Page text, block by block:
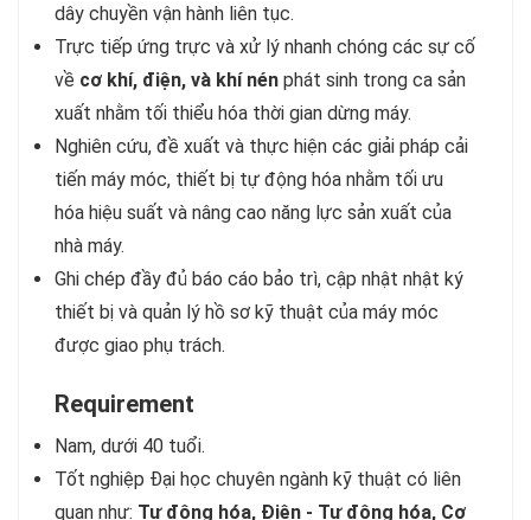
dây chuyền vận hành liên tục.
​​​​​​​Trực tiếp ứng trực và xử lý nhanh chóng các sự cố
về cơ khí, điện, và khí nén phát sinh trong ca sản
xuất nhằm tối thiểu hóa thời gian dừng máy.
Nghiên cứu, đề xuất và thực hiện các giải pháp cải
tiến máy móc, thiết bị tự động hóa nhằm tối ưu
hóa hiệu suất và nâng cao năng lực sản xuất của
nhà máy.
Ghi chép đầy đủ báo cáo bảo trì, cập nhật nhật ký
thiết bị và quản lý hồ sơ kỹ thuật của máy móc
được giao phụ trách.
Requirement
Nam, dưới 40 tuổi.
Tốt nghiệp Đại học chuyên ngành kỹ thuật có liên
quan như: Tự động hóa, Điện - Tự động hóa, Cơ